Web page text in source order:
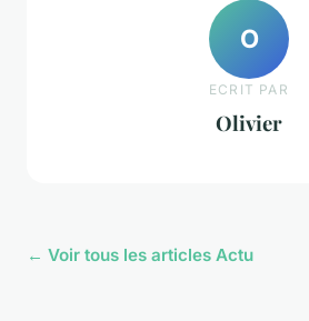
O
ECRIT PAR
Olivier
← Voir tous les articles Actu